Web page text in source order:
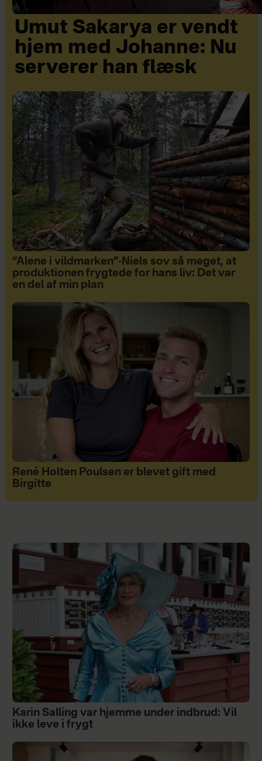
Umut Sakarya er vendt
hjem med Johanne: Nu
serverer han flæsk
”Alene i vildmarken”-Niels sov så meget, at
produktionen frygtede for hans liv: Det var
en del af min plan
René Holten Poulsen er blevet gift med
Birgitte
Karin Salling var hjemme under indbrud: Vil
ikke leve i frygt